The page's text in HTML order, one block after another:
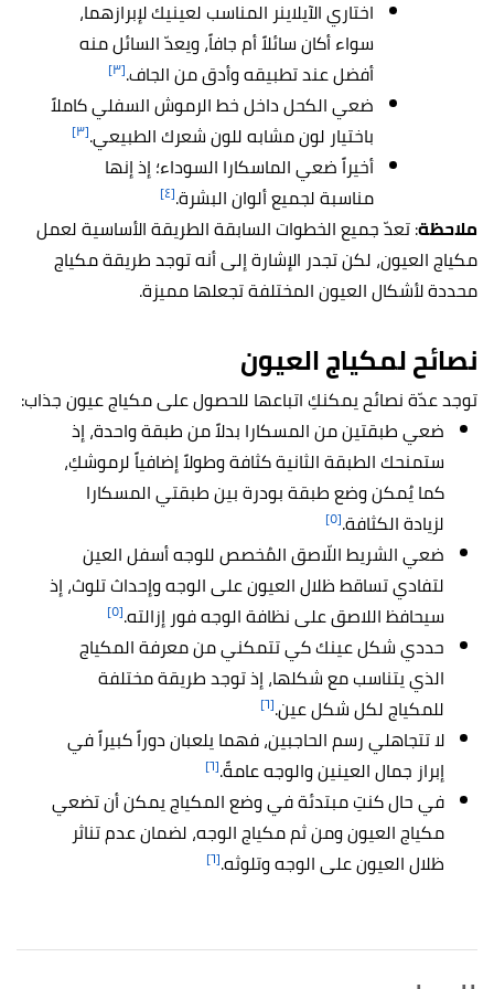
اختاري الآيلاينر المناسب لعينيك لإبرازهما،
سواء أكان سائلاً أم جافاً، ويعدّ السائل منه
أفضل عند تطبيقه وأدق من الجاف.[٣]
ضعي الكحل داخل خط الرموش السفلي كاملاً
باختيار لون مشابه للون شعرك الطبيعي.[٣]
أخيراً ضعي الماسكارا السوداء؛ إذ إنها
مناسبة لجميع ألوان البشرة.[٤]
ملاحظة: تعدّ جميع الخطوات السابقة الطريقة الأساسية لعمل
مكياج العيون، لكن تجدر الإشارة إلى أنه توجد طريقة مكياج
محددة لأشكال العيون المختلفة تجعلها مميزة.
نصائح لمكياج العيون
توجد عدّة نصائح يمكنكِ اتباعها للحصول على مكياج عيون جذاب:
ضعي طبقتين من المسكارا بدلاً من طبقة واحدة، إذ
ستمنحك الطبقة الثانية كثافة وطولاً إضافياً لرموشكِ،
كما يُمكن وضع طبقة بودرة بين طبقتي المسكارا
لزيادة الكثافة.[٥]
ضعي الشريط اللّاصق المُخصص للوجه أسفل العين
لتفادي تساقط ظلال العيون على الوجه وإحداث تلوث، إذ
سيحافظ اللاصق على نظافة الوجه فور إزالته.[٥]
حددي شكل عينك كي تتمكني من معرفة المكياج
الذي يتناسب مع شكلها، إذ توجد طريقة مختلفة
للمكياج لكل شكل عين.[٦]
لا تتجاهلي رسم الحاجبين، فهما يلعبان دوراً كبيراً في
إبراز جمال العينين والوجه عامةً.[٦]
في حال كنتِ مبتدئة في وضع المكياج يمكن أن تضعي
مكياج العيون ومن ثم مكياج الوجه، لضمان عدم تناثر
ظلال العيون على الوجه وتلوثه.[٦]